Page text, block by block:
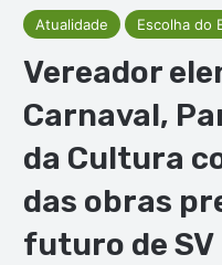
Atualidade Escolha do
Vereador
Carnaval,
da Cultura
das obras
futuro de SV